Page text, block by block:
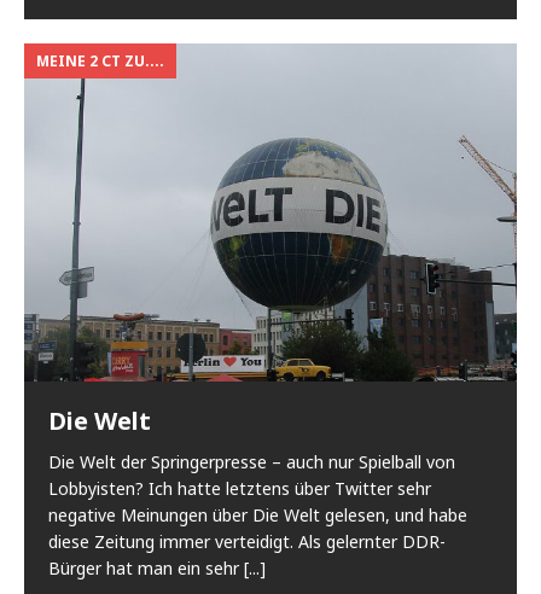
MEINE 2 CT ZU....
Die Welt
Die Welt der Springerpresse – auch nur Spielball von
Lobbyisten? Ich hatte letztens über Twitter sehr
negative Meinungen über Die Welt gelesen, und habe
diese Zeitung immer verteidigt. Als gelernter DDR-
Bürger hat man ein sehr[...]